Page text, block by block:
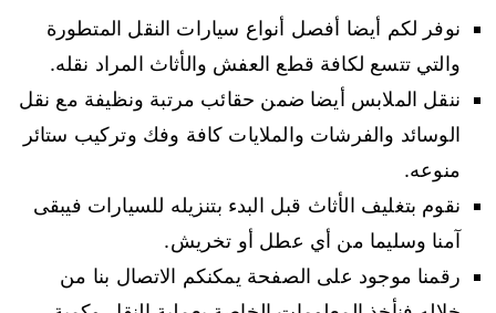
نوفر لكم أيضا أفصل أنواع سيارات النقل المتطورة
والتي تتسع لكافة قطع العفش والأثاث المراد نقله.
ننقل الملابس أيضا ضمن حقائب مرتبة ونظيفة مع نقل
الوسائد والفرشات والملايات كافة وفك وتركيب ستائر
منوعه.
نقوم بتغليف الأثاث قبل البدء بتنزيله للسيارات فيبقى
آمنا وسليما من أي عطل أو تخريش.
رقمنا موجود على الصفحة يمكنكم الاتصال بنا من